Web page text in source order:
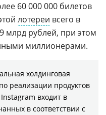
60 000 000 билетов
лотереи всего в
млрд рублей, при этом
миллионерами.
холдинговая
реализации продуктов
входит в
в соответствии с